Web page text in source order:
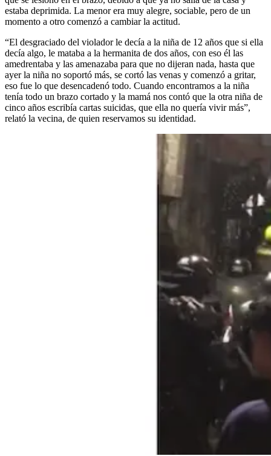
estaba deprimida. La menor era muy alegre, sociable, pero de un
momento a otro comenzó a cambiar la actitud.
“El desgraciado del violador le decía a la niña de 12 años que si ella
decía algo, le mataba a la hermanita de dos años, con eso él las
amedrentaba y las amenazaba para que no dijeran nada, hasta que
ayer la niña no soportó más, se cortó las venas y comenzó a gritar,
eso fue lo que desencadenó todo. Cuando encontramos a la niña
tenía todo un brazo cortado y la mamá nos contó que la otra niña de
cinco años escribía cartas suicidas, que ella no quería vivir más”,
relató la vecina, de quien reservamos su identidad.